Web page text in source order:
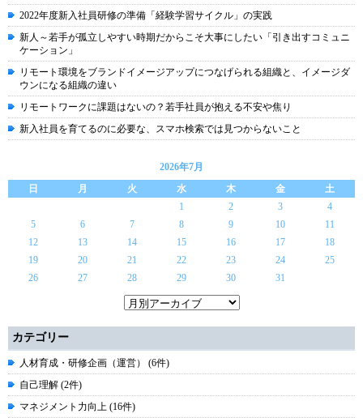
2022年度新入社員研修の準備「経験学習サイクル」の実践
新人～若手が孤立しやすい時期だからこそ大事にしたい「引き出すコミュニ
ケーション」
リモート環境をブランドイメージアップにつなげられる組織と、イメージダ
ウンになる組織の違い
リモートワークに課題はないの？若手社員が抱える不安や焦り
新入社員を育てるのに必要な、スマホ検索では見つからないこと
2026年7月
日
月 火 水 木 金
土
1
2 3
4
5
6 7 8 9 10
11
12
13 14 15 16 17
18
19
20 21 22 23 24
25
26
27 28 29 30 31
カテゴリー
人材育成・研修企画（運営） (6件)
自己理解 (2件)
マネジメント力向上 (16件)